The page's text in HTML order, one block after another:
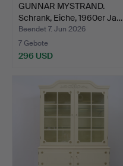
GUNNAR MYSTRAND.
Schrank, Eiche, 1960er Ja…
Beendet 7. Jun 2026
7 Gebote
296 USD